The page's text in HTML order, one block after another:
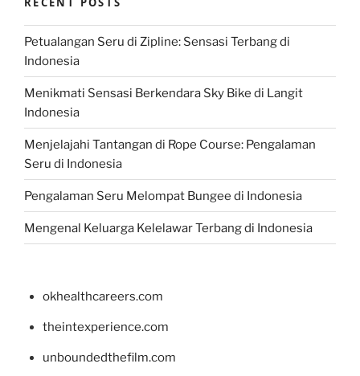
Petualangan Seru di Zipline: Sensasi Terbang di
Indonesia
Menikmati Sensasi Berkendara Sky Bike di Langit
Indonesia
Menjelajahi Tantangan di Rope Course: Pengalaman
Seru di Indonesia
Pengalaman Seru Melompat Bungee di Indonesia
Mengenal Keluarga Kelelawar Terbang di Indonesia
okhealthcareers.com
theintexperience.com
unboundedthefilm.com